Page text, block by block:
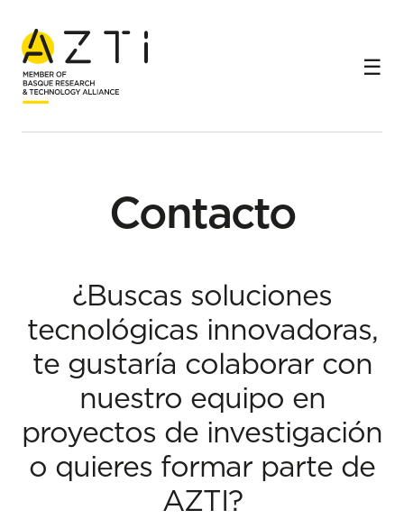
Inicio Contacto
Contacto
¿Buscas soluciones
tecnológicas innovadoras,
te gustaría colaborar con
nuestro equipo en
proyectos de investigación
o quieres formar parte de
AZTI?